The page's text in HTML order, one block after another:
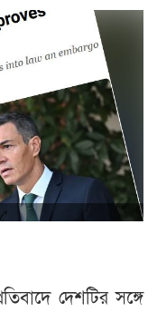
দেশটির সঙ্গে